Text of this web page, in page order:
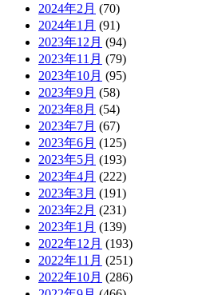
2024年2月 (70)
2024年1月 (91)
2023年12月 (94)
2023年11月 (79)
2023年10月 (95)
2023年9月 (58)
2023年8月 (54)
2023年7月 (67)
2023年6月 (125)
2023年5月 (193)
2023年4月 (222)
2023年3月 (191)
2023年2月 (231)
2023年1月 (139)
2022年12月 (193)
2022年11月 (251)
2022年10月 (286)